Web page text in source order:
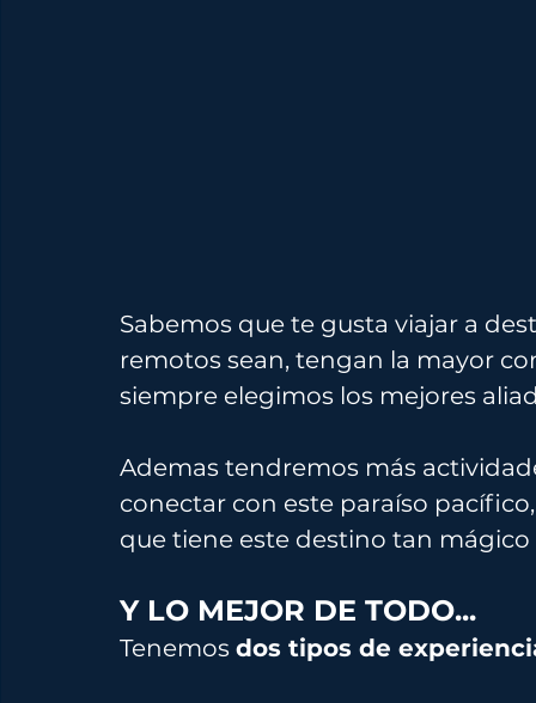
Sabemos que te gusta viajar a
remotos sean, tengan la mayor
siempre elegimos los mejores
Ademas tendremos más
conectar con este paraíso
que tiene este destino tan
Y LO MEJOR DE TODO...
Tenemos dos tipos de